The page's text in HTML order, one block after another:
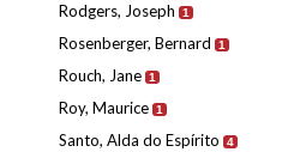
Rodgers, Joseph 1
Rosenberger, Bernard 1
Rouch, Jane 1
Roy, Maurice 1
Santo, Alda do Espírito 4